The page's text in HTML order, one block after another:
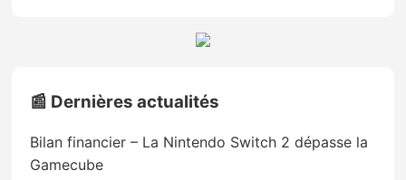
📰 Dernières actualités
Bilan financier – La Nintendo Switch 2 dépasse la
Gamecube